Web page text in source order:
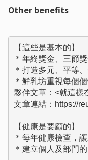
Other benefits
【這些是基本的】
＊年終獎金、三節
＊打造多元、平等
＊鮮乳坊重視每個
夥伴文章：<就這樣
文章連結：https://
【健康是要顧的】
＊每年健康檢查，
＊建立個人及部門